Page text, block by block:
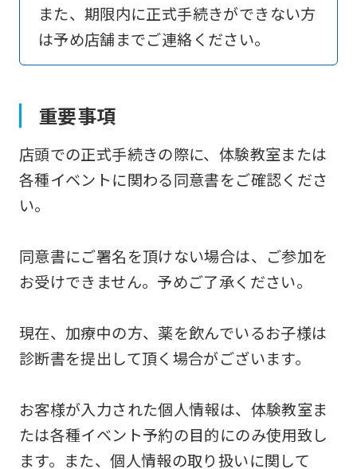
また、期限内に正式手続きができない方
は予め店舗までご連絡ください。
重要事項
店頭での正式手続きの際に、体験教室または
各種イベントに関わる同意書をご確認くださ
い。
同意書にご署名を頂けない場合は、ご参加を
お受けできません。予めご了承ください。
現在、加療中の方、薬を飲んでいるお子様は
診断書を提出して頂く場合がございます。
お客様が入力された個人情報は、体験教室ま
たは各種イベント予約の目的にのみ使用致し
ます。また、個人情報の取り扱いに関して